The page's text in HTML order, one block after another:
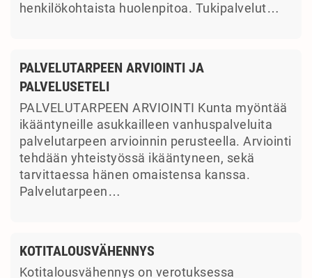
henkilökohtaista huolenpitoa. Tukipalvelut…
PALVELUTARPEEN ARVIOINTI JA
PALVELUSETELI
PALVELUTARPEEN ARVIOINTI Kunta myöntää
ikääntyneille asukkailleen vanhuspalveluita
palvelutarpeen arvioinnin perusteella. Arviointi
tehdään yhteistyössä ikääntyneen, sekä
tarvittaessa hänen omaistensa kanssa.
Palvelutarpeen…
KOTITALOUSVÄHENNYS
Kotitalousvähennys on verotuksessa